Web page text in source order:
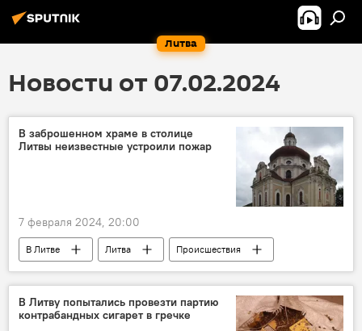
Литва
Новости от 07.02.2024
В заброшенном храме в столице
Литвы неизвестные устроили пожар
7 февраля 2024, 20:00
В Литве Литва
Происшествия
пожар
В Литву попытались провезти партию
контрабандных сигарет в гречке